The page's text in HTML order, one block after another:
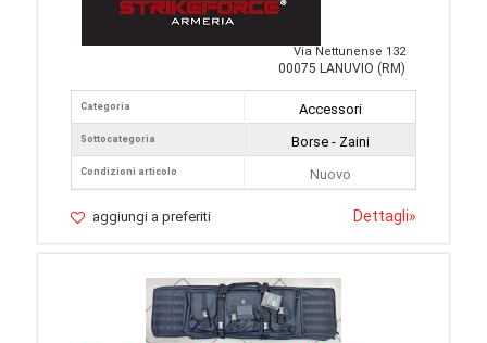
Via Nettunense 132
00075 LANUVIO (RM)
Categoria
Sottocategoria
Condizioni articolo
Accessori
Borse - Zaini
Nuovo
aggiungi a preferiti Dettagli»